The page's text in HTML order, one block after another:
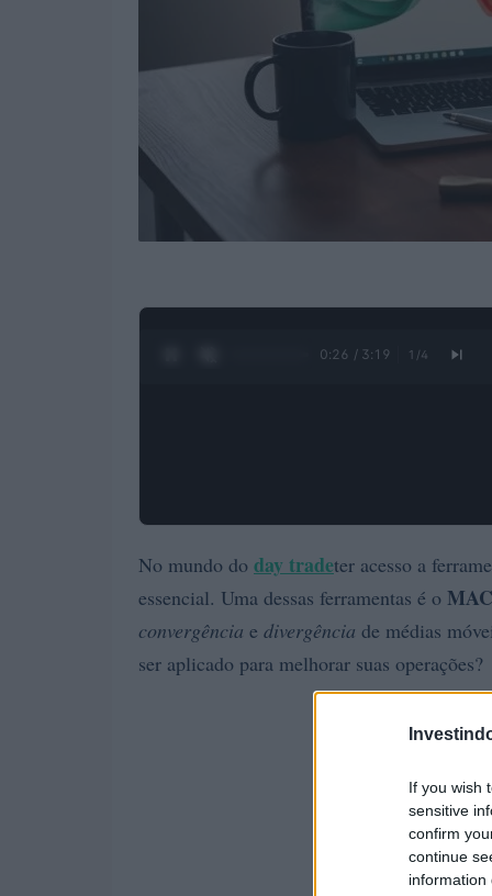
If you wish
sensitive
confirm
continue
information
0:27 / 3:19 1 /4
No mundo do day tradeter acesso a
essencial. Uma dessas ferramentas é o
convergência e divergência de médias
ser aplicado para melhorar suas operações?